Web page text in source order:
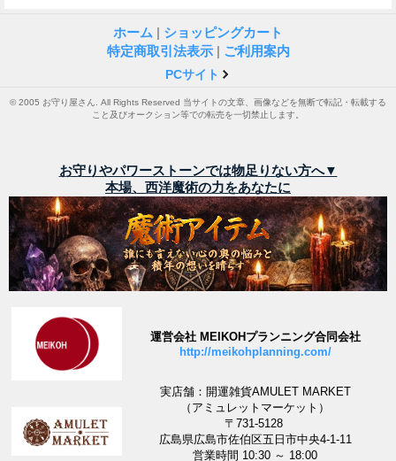
ホーム | ショッピングカート
特定商取引法表示 | ご利用案内
PCサイト
© 2005 お守り屋さん. All Rights Reserved 当サイトの文章、画像などを無断で転記・転載する
こと及びオークション等での転売を一切禁止します。
お守りやパワーストーンでは物足りない方へ▼
本場、西洋魔術の力をあなたに
運営会社 MEIKOHプランニング合同会社
http://meikohplanning.com/
実店舗：開運雑貨AMULET MARKET
（アミュレットマーケット）
〒731-5128
広島県広島市佐伯区五日市中央4-1-11
営業時間 10:30 ～ 18:00